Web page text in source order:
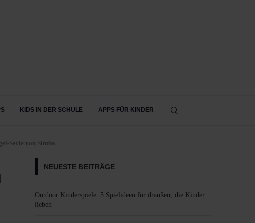
KIDS IN DER SCHULE APPS FÜR KINDER
Serie von Simba
NEUESTE BEITRÄGE
Outdoor Kinderspiele: 5 Spielideen für draußen, die Kinder
lieben